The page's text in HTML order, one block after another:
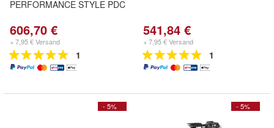
PERFORMANCE STYLE PDC
606,70 €
+ 7,95 € Versand
1
541,84 €
+ 7,95 € Versand
1
- 5% - 5%